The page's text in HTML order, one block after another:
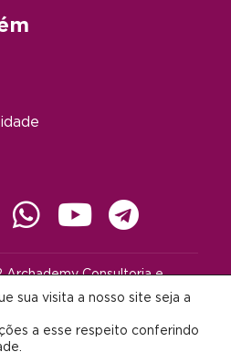
Consultoria e
|
por:
sua visita a nosso site seja a
a esse respeito conferindo